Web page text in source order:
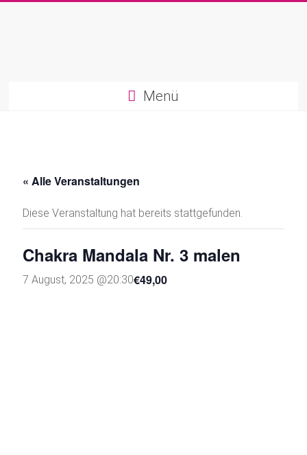
Life-
Coaching
Intuitiv.
Menü
« Alle Veranstaltungen
Diese Veranstaltung hat bereits stattgefunden.
Chakra Mandala Nr. 3 malen
7 August, 2025 @20:30€49,00